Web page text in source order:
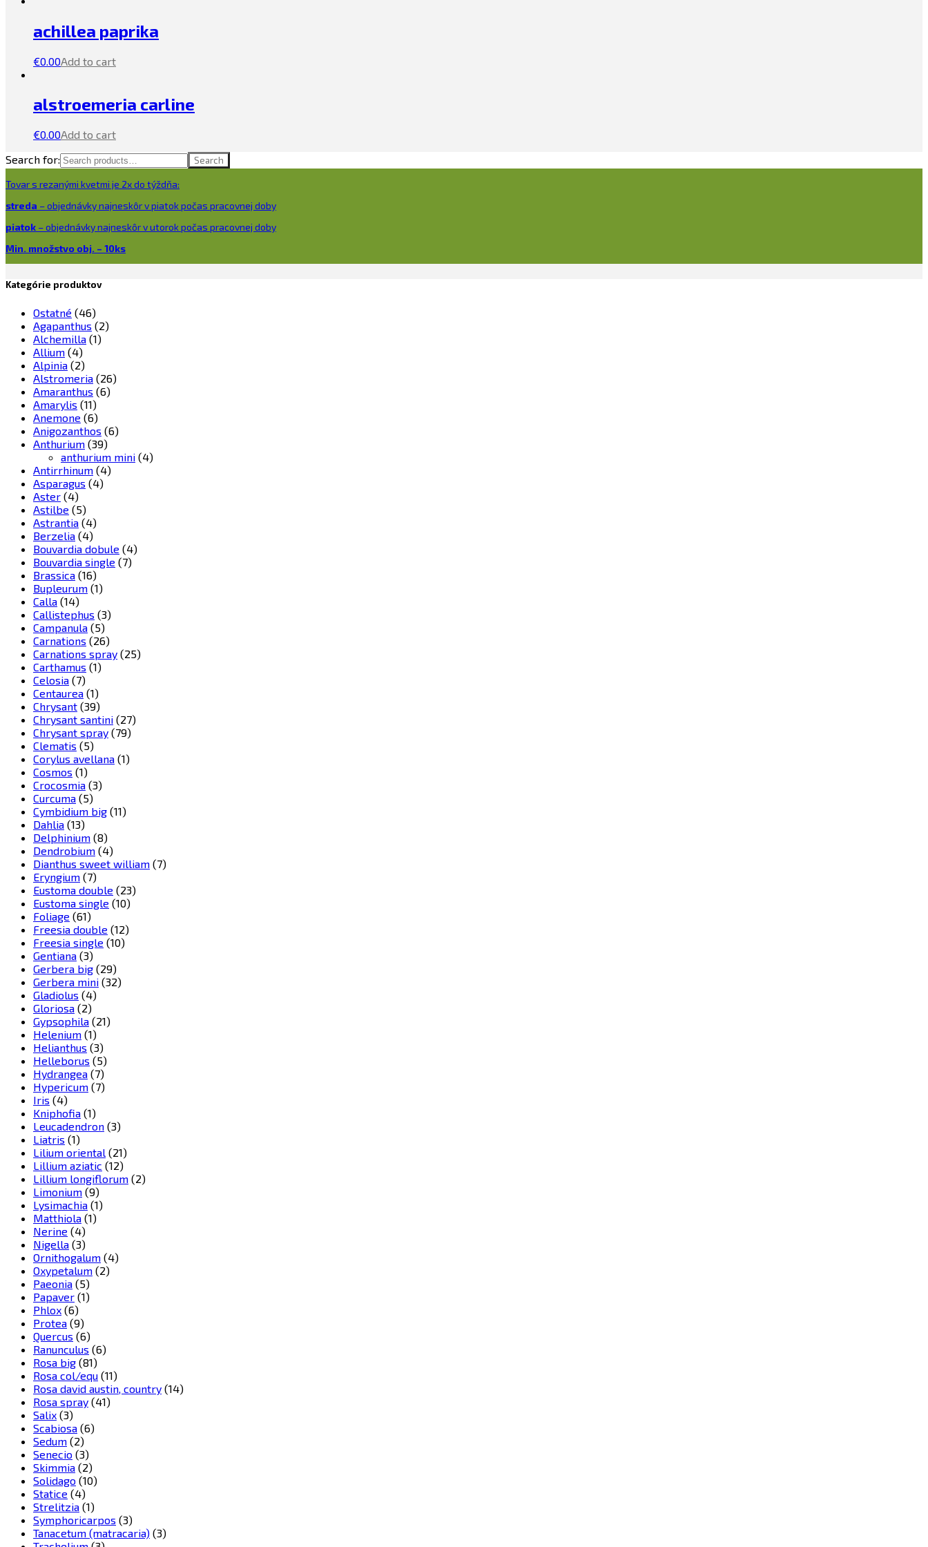
achillea paprika
€0.00Add to cart
alstroemeria carline
€0.00Add to cart
Search for:
Search
Tovar s rezanými kvetmi je 2x do týždňa:
streda – objednávky najneskôr v piatok počas pracovnej doby
piatok – objednávky najneskôr v utorok počas pracovnej doby
Min. množstvo obj. – 10ks
Kategórie produktov
Ostatné (46)
Agapanthus (2)
Alchemilla (1)
Allium (4)
Alpinia (2)
Alstromeria (26)
Amaranthus (6)
Amarylis (11)
Anemone (6)
Anigozanthos (6)
Anthurium (39)
anthurium mini (4)
Antirrhinum (4)
Asparagus (4)
Aster (4)
Astilbe (5)
Astrantia (4)
Berzelia (4)
Bouvardia dobule (4)
Bouvardia single (7)
Brassica (16)
Bupleurum (1)
Calla (14)
Callistephus (3)
Campanula (5)
Carnations (26)
Carnations spray (25)
Carthamus (1)
Celosia (7)
Centaurea (1)
Chrysant (39)
Chrysant santini (27)
Chrysant spray (79)
Clematis (5)
Corylus avellana (1)
Cosmos (1)
Crocosmia (3)
Curcuma (5)
Cymbidium big (11)
Dahlia (13)
Delphinium (8)
Dendrobium (4)
Dianthus sweet william (7)
Eryngium (7)
Eustoma double (23)
Eustoma single (10)
Foliage (61)
Freesia double (12)
Freesia single (10)
Gentiana (3)
Gerbera big (29)
Gerbera mini (32)
Gladiolus (4)
Gloriosa (2)
Gypsophila (21)
Helenium (1)
Helianthus (3)
Helleborus (5)
Hydrangea (7)
Hypericum (7)
Iris (4)
Kniphofia (1)
Leucadendron (3)
Liatris (1)
Lilium oriental (21)
Lillium aziatic (12)
Lillium longiflorum (2)
Limonium (9)
Lysimachia (1)
Matthiola (1)
Nerine (4)
Nigella (3)
Ornithogalum (4)
Oxypetalum (2)
Paeonia (5)
Papaver (1)
Phlox (6)
Protea (9)
Quercus (6)
Ranunculus (6)
Rosa big (81)
Rosa col/equ (11)
Rosa david austin, country (14)
Rosa spray (41)
Salix (3)
Scabiosa (6)
Sedum (2)
Senecio (3)
Skimmia (2)
Solidago (10)
Statice (4)
Strelitzia (1)
Symphoricarpos (3)
Tanacetum (matracaria) (3)